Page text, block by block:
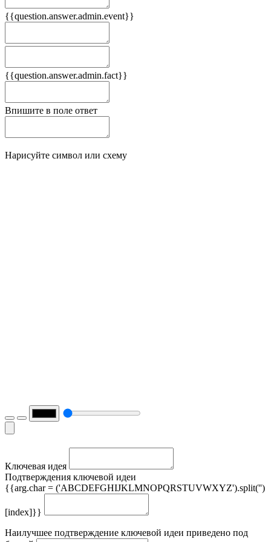
{{question.answer.admin.event}}
{{question.answer.admin.fact}}
Впишите в поле ответ
Нарисуйте символ или схему
Ключевая идея
Подтверждения ключевой идеи
{{arg.char = ('ABCDEFGHIJKLMNOPQRSTUVWXYZ').split('')
[index]}}
Наилучшее подтверждение ключевой идеи приведено под